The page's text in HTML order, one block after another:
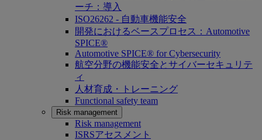
ーチ：導入
ISO26262 - 自動車機能安全
開発におけるベースプロセス：Automotive
SPICE®
Automotive SPICE® for Cybersecurity
航空分野の機能安全とサイバーセキュリテ
ィ
人材育成・トレーニング
Functional safety team
Risk management
Risk management
ISRSアセスメント